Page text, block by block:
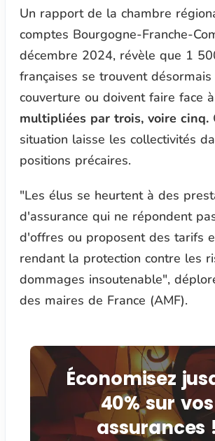
Un rapport de la chambre
comptes Bourgogne-Franche-
décembre 2024, révèle que 1
françaises se trouvent désormais
couverture ou doivent faire face
multipliées par trois, voire cinq.
situation laisse les collectivités
positions précaires.
"Les élus se heurtent à des
d'assurance qui ne répondent
d'offres ou proposent des tarifs
rendant la protection contre les
dommages insoutenable",
des maires de France (AMF).
Économisez
40% sur vos
assurances !